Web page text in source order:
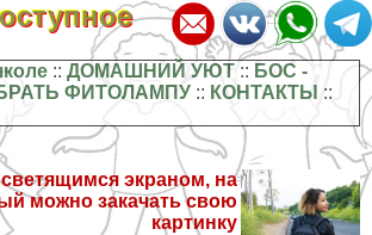
:: ДОМАШНИЙ УЮТ:: БОС -
ФИТОЛАМПУ :: КОНТАКТЫ ::
экраном, на
можно закачать свою
картинку